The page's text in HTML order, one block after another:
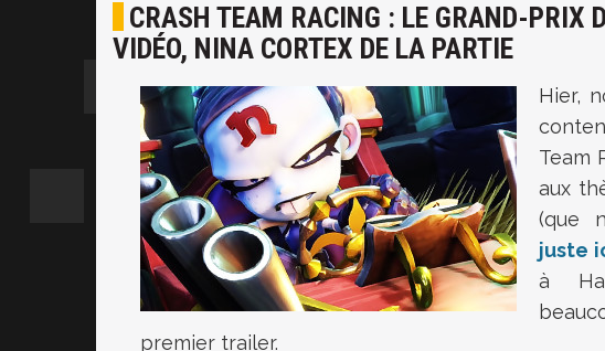
CRASH TEAM RACING : LE GRAND-PRIX
VIDÉO, NINA CORTEX DE LA PARTIE
Hier,
Team
aux
(que
juste
à
premier trailer.